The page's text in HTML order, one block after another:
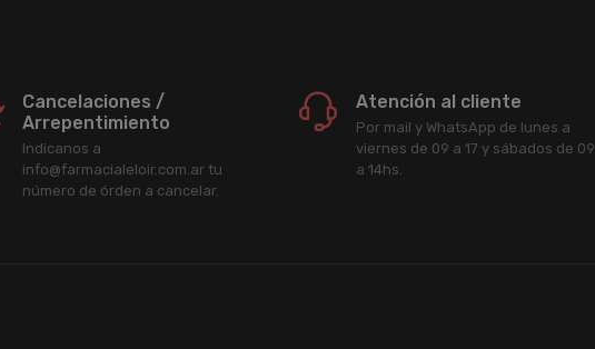
Cancelaciones /
Arrepentimiento
Indicanos a
info@farmacialeloir.com.ar tu
número de órden a cancelar.
Atención al cliente
Por mail y WhatsApp de lunes a
viernes de 09 a 17 y sábados de 09
a 14hs.